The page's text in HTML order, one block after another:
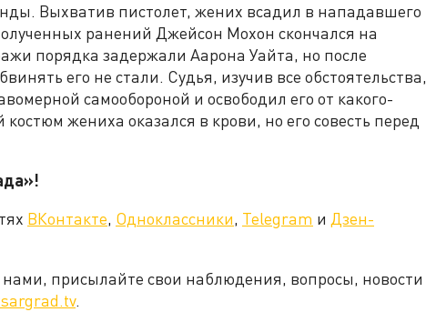
Выхватив пистолет, жених всадил в нападавшего
ранений Джейсон Мохон скончался на
порядка задержали Аарона Уайта, но после
его не стали. Судья, изучив все обстоятельства,
самообороной и освободил его от какого-
жениха оказался в крови, но его совесть перед
ВКонтакте, Одноклассники, Telegram и Дзен-
нами, присылайте свои наблюдения, вопросы, новости
.